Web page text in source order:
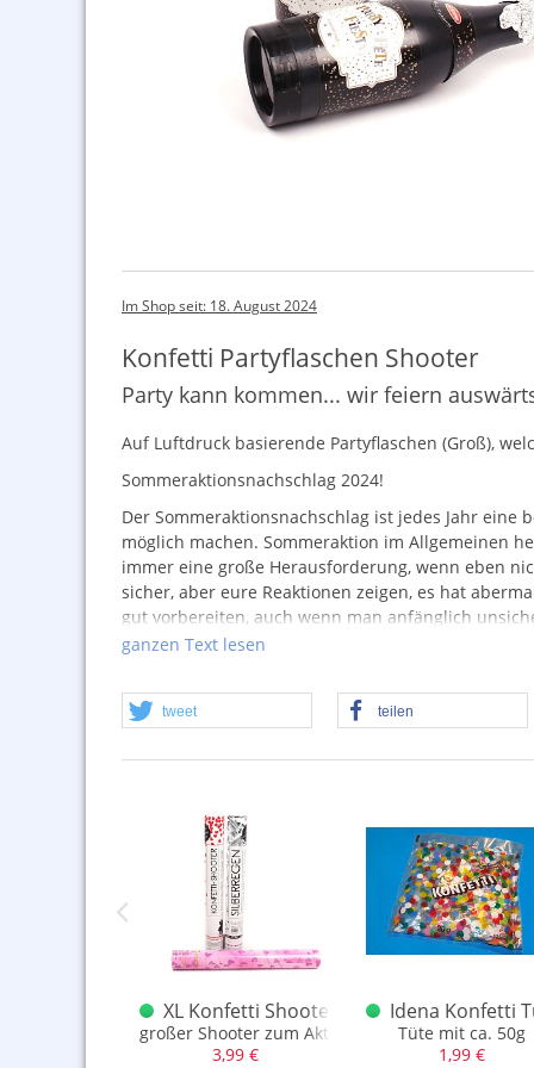
Im Shop seit: 18. August 2024
Konfetti Partyflaschen Shooter
Party kann kommen... wir feiern
Auf Luftdruck basierende Partyflaschen (Groß),
Sommeraktionsnachschlag 2024!
Der Sommeraktionsnachschlag ist jedes Jahr
möglich machen. Sommeraktion im Allgemeinen
immer eine große Herausforderung, wenn eben
sicher, aber eure Reaktionen zeigen, es hat
gut vorbereiten, auch wenn man anfänglich
Beim Nachschlag wachsen graue Haare.
Zufälle und Glücksumstände führen mehr oder
von Artikeln, darauf könnt ihr euch nun nochmal 2
ganzen Text lesen
tweet teilen
Konfetti-Zauber XL Konfetti Shooter Silberregen u.
großer Shooter zum Aktionspreis
3,99 €
Idena Konfetti
Tüte mit ca. 50g
1,99 €